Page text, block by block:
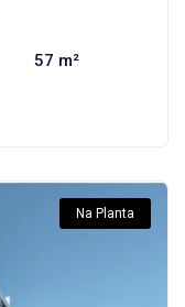
57 m²
Na Planta